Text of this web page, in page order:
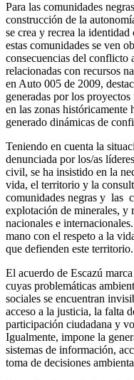
Para las comunidades
construcción de la
se crea y recrea la
estas comunidades se ven
consecuencias del conflicto
relacionadas con recursos
en Auto 005 de 2009,
generadas por los
en las zonas históricamente
generado dinámicas de
Teniendo en cuenta la
denunciada por los/as
civil, se ha insistido en la
vida, el territorio y la
comunidades negras y las
explotación de minerales, y
nacionales e
mano con el respeto a la
que defienden este territorio.
El acuerdo de Escazú
cuyas problemáticas
sociales se encuentran
acceso a la justicia, la falta
participación ciudadana y
Igualmente, impone la
sistemas de información,
toma de decisiones